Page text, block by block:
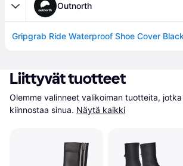
Outnorth
Liittyvät tuotteet
Olemme valinneet valikoiman tuotteita,
kiinnostaa sinua. Näytä kaikki